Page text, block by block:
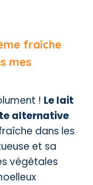
fraîche
mes
! Le lait
alternative
dans les
et sa
végétales